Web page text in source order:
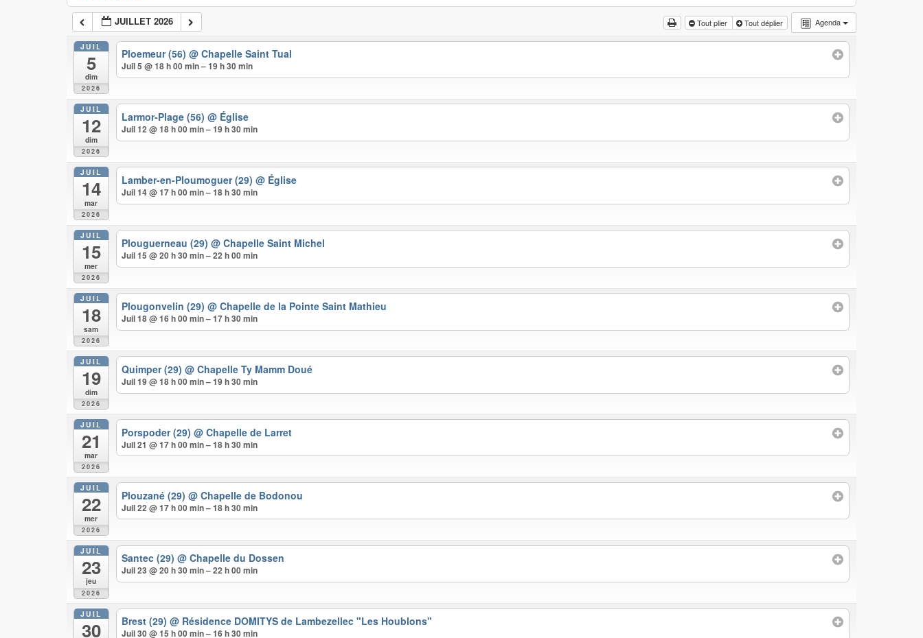
Agenda
JUILLET 2026 Tout plier Tout déplier
JUIL
5
dim
2026
Ploemeur (56)@ Chapelle Saint Tual
Juil 5 @ 18 h 00 min – 19 h 30 min
JUIL
12
dim
2026
Larmor-Plage (56)@ Église
Juil 12 @ 18 h 00 min – 19 h 30 min
JUIL
14
mar
2026
Lamber-en-Ploumoguer (29)@ Église
Juil 14 @ 17 h 00 min – 18 h 30 min
JUIL
15
mer
2026
Plouguerneau (29)@ Chapelle Saint Michel
Juil 15 @ 20 h 30 min – 22 h 00 min
JUIL
18
sam
2026
Plougonvelin (29)@ Chapelle de la Pointe Saint Mathieu
Juil 18 @ 16 h 00 min – 17 h 30 min
JUIL
19
dim
2026
Quimper (29)@ Chapelle Ty Mamm Doué
Juil 19 @ 18 h 00 min – 19 h 30 min
JUIL
21
mar
2026
Porspoder (29)@ Chapelle de Larret
Juil 21 @ 17 h 00 min – 18 h 30 min
JUIL
22
mer
2026
Plouzané (29)@ Chapelle de Bodonou
Juil 22 @ 17 h 00 min – 18 h 30 min
JUIL
23
jeu
2026
Santec (29)@ Chapelle du Dossen
Juil 23 @ 20 h 30 min – 22 h 00 min
JUIL
30 Brest (29)@ Résidence DOMITYS de Lambezellec "Les Houblons"
Juil 30 @ 15 h 00 min – 16 h 30 min